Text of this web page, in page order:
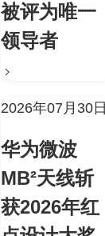
被评为唯一
领导者
2026年07月30日
华为微波
MB²天线斩
获2026年红